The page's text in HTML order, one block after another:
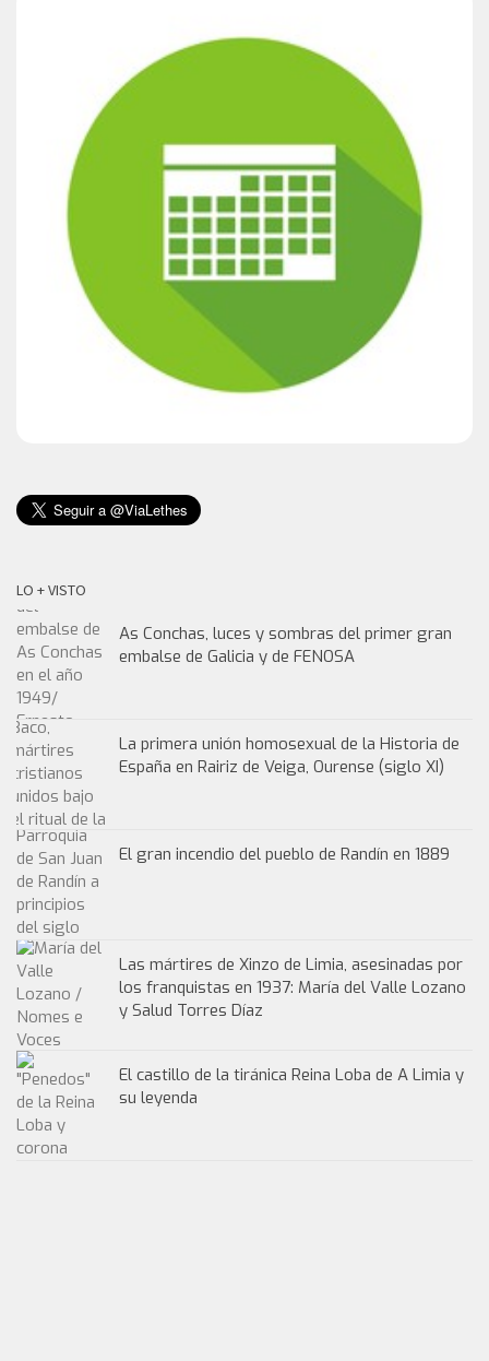
LO + VISTO
As Conchas, luces y sombras del primer gran
embalse de Galicia y de FENOSA
La primera unión homosexual de la Historia de
España en Rairiz de Veiga, Ourense (siglo XI)
El gran incendio del pueblo de Randín en 1889
Las mártires de Xinzo de Limia, asesinadas por
los franquistas en 1937: María del Valle Lozano
y Salud Torres Díaz
El castillo de la tiránica Reina Loba de A Limia y
su leyenda